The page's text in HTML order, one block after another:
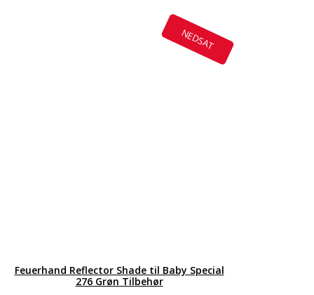
NEDSAT
Feuerhand Reflector Shade til Baby Special
276 Grøn Tilbehør